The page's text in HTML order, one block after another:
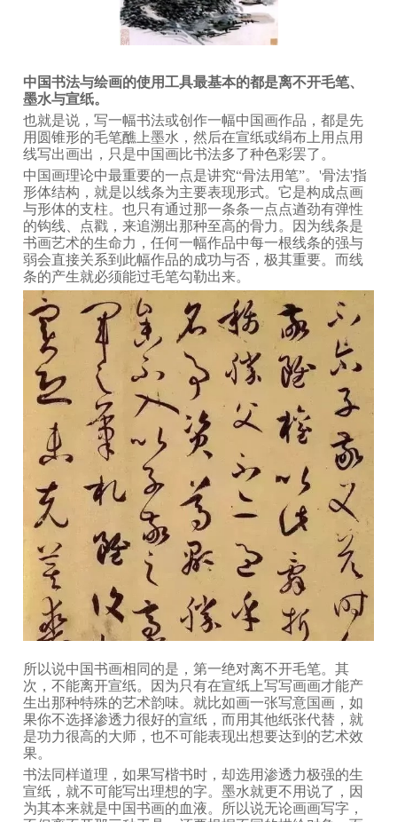
中国书法与绘画的使用工具最基本的都是离不开毛笔、
墨水与宣纸。
也就是说，写一幅书法或创作一幅中国画作品，都是先
用圆锥形的毛笔醮上墨水，然后在宣纸或绢布上用点用
线写出画出，只是中国画比书法多了种色彩罢了。
中国画理论中最重要的一点是讲究“骨法用笔”。'骨法'指
形体结构，就是以线条为主要表现形式。它是构成点画
与形体的支柱。也只有通过那一条条一点点遒劲有弹性
的钩线、点戳，来追溯出那种至高的骨力。因为线条是
书画艺术的生命力，任何一幅作品中每一根线条的强与
弱会直接关系到此幅作品的成功与否，极其重要。而线
条的产生就必须能过毛笔勾勒出来。
所以说中国书画相同的是，第一绝对离不开毛笔。其
次，不能离开宣纸。因为只有在宣纸上写写画画才能产
生出那种特殊的艺术韵味。就比如画一张写意国画，如
果你不选择渗透力很好的宣纸，而用其他纸张代替，就
是功力很高的大师，也不可能表现出想要达到的艺术效
果。
书法同样道理，如果写楷书时，却选用渗透力极强的生
宣纸，就不可能写出理想的字。墨水就更不用说了，因
为其本来就是中国书画的血液。所以说无论画画写字，